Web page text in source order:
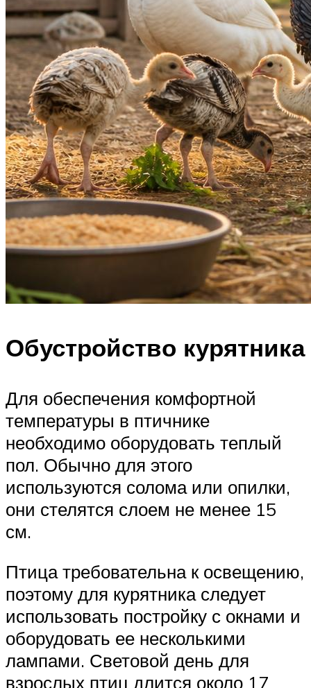
Обустройство курятника
Для обеспечения комфортной
температуры в птичнике
необходимо оборудовать теплый
пол. Обычно для этого
используются солома или опилки,
они стелятся слоем не менее 15
см.
Птица требовательна к освещению,
поэтому для курятника следует
использовать постройку с окнами и
оборудовать ее несколькими
лампами. Световой день для
взрослых птиц длится около 17